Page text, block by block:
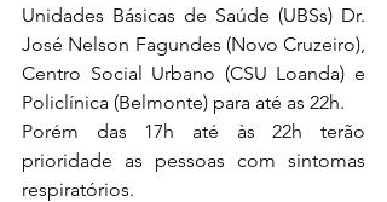
Unidades Básicas de Saúde (UBSs) Dr.
José Nelson Fagundes (Novo Cruzeiro),
Centro Social Urbano (CSU Loanda) e
Policlínica (Belmonte) para até as 22h.
Porém das 17h até às 22h terão
prioridade as pessoas com sintomas
respiratórios.